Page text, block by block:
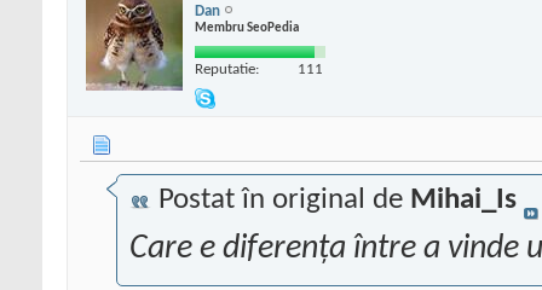
Dan
Membru SeoPedia
Reputatie: 111
Postat în original de Mihai_Is
Care e diferența între a vinde